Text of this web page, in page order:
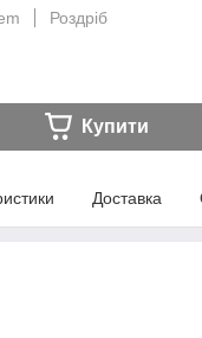
Роздріб
Купити
Доставка